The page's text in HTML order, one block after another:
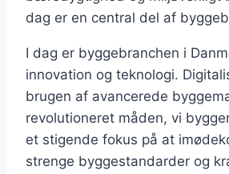
dag er en central del af
I dag er byggebranchen i
innovation og teknologi.
brugen af avancerede
revolutioneret måden, vi
et stigende fokus på at
strenge byggestandarder og